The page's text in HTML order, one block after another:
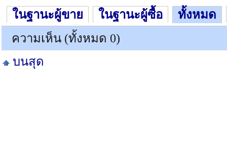
ในฐานะผู้ขาย ในฐานะผู้ซื้อ
ทั้งหมด
ความเห็น (ทั้งหมด 0)
บนสุด